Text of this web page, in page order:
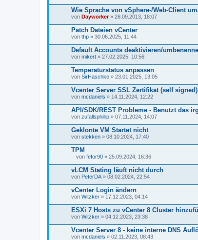
Wie Sprache von vSphere-/Web-Client
von Dayworker» 26.09.2013, 18:07
Patch Dateien vCenter
von thp » 30.06.2025, 11:44
Default Accounts deaktivieren/
von mikert » 27.02.2025, 10:56
Temperaturstatus anpassen
von SirHaschke » 23.01.2025, 13:05
Vcenter Server SSL Zertifikat (self
von mcdaniels » 14.11.2024, 12:22
API/SDK/REST Probleme - Benutzt das
von zufallsphillip » 07.11.2024, 14:07
Geklonte VM Startet nicht
von stekken » 08.10.2024, 17:40
TPM
a
t
e
i
a
n
a
n
g
von fefor90 » 25.09.2024, 16:36
vLCM Stating läuft nicht durch
von PeterDA » 08.02.2024, 22:54
vCenter Login ändern
von Witzker » 17.12.2023, 04:14
ESXi 7 Hosts zu vCenter 8 Cluster
von Witzker » 04.12.2023, 23:38
Vcenter Server 8 - keine interne DNS
von mcdaniels » 02.11.2023, 08:43